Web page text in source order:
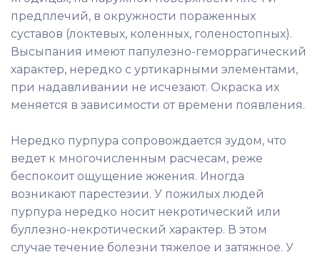
предплечий, в окружности пораженных
суставов (локтевых, коленных, голеностопных).
Высыпания имеют папулезно-геморрагический
характер, нередко с уртикарными элементами,
при надавливании не исчезают. Окраска их
меняется в зависимости от времени появления.
Нередко пурпура сопровождается зудом, что
ведет к многочисленным расчесам, реже
беспокоит ощущение жжения. Иногда
возникают парестезии. У пожилых людей
пурпура нередко носит некротический или
буллезно-некротический характер. В этом
случае течение болезни тяжелое и затяжное. У